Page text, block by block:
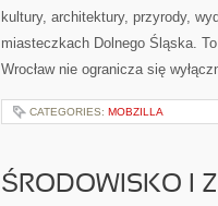
kultury, architektury, przyrody,
miasteczkach Dolnego Śląska.
Wrocław nie ogranicza się
CATEGORIES: MOBZILLA
ŚRODOWISKO I